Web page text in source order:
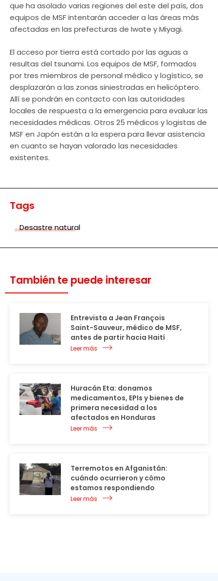
que ha asolado varias regiones del este del país, dos
equipos de MSF intentarán acceder a las áreas más
afectadas en las prefecturas de Iwate y Miyagi.
El acceso por tierra está cortado por las aguas a
resultas del tsunami. Los equipos de MSF, formados
por tres miembros de personal médico y logístico, se
desplazarán a las zonas siniestradas en helicóptero.
Allí se pondrán en contacto con las autoridades
locales de respuesta a la emergencia para evaluar las
necesidades médicas. Otros 25 médicos y logistas de
MSF en Japón están a la espera para llevar asistencia
en cuanto se hayan valorado las necesidades
existentes.
Tags
Desastre natural
También te puede interesar
Entrevista a Jean François
Saint-Sauveur, médico de MSF,
antes de partir hacia Haití
Leer más
Huracán Eta: donamos
medicamentos, EPIs y bienes de
primera necesidad a los
afectados en Honduras
Leer más
Terremotos en Afganistán:
cuándo ocurrieron y cómo
estamos respondiendo
Leer más